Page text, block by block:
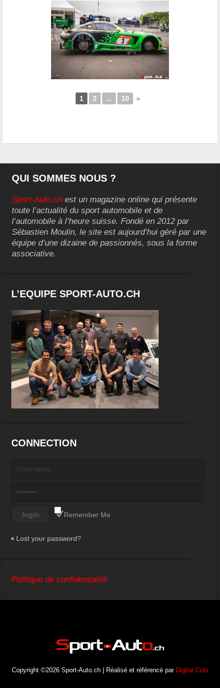
1 2 ... 10 ►
QUI SOMMES NOUS ?
Sport-Auto.ch est un magazine online qui présente
toute l’actualité du sport automobile et de
l’automobile à l’heure suisse. Fondé en 2012 par
Sébastien Moulin, le site est aujourd’hui géré par une
équipe d’une dizaine de passionnés, sous la forme
associative.
L’EQUIPE SPORT-AUTO.CH
CONNECTION
Remember Me
Lost your password?
Politique de confidentialité
Copyright ©2026 Sport-Auto.ch | Réalisé et référencé par Digital Cuts